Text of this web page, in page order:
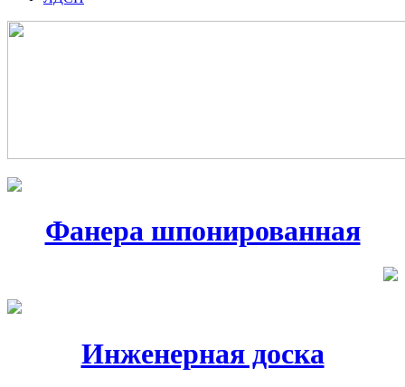
Фанера шпонированная
Инженерная доска